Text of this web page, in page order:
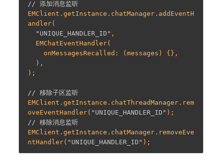
// 添加消息监听
EMClient.getInstance.chatManager.addEventH
andler(
"UNIQUE_HANDLER_ID" ,
);
// 移除子区监听
EMClient.getInstance.chatThreadManager.rem
oveEventHandler( "UNIQUE_HANDLER_ID"
// 移除消息监听
EMClient.getInstance.chatManager.removeEve
ntHandler( "UNIQUE_HANDLER_ID"